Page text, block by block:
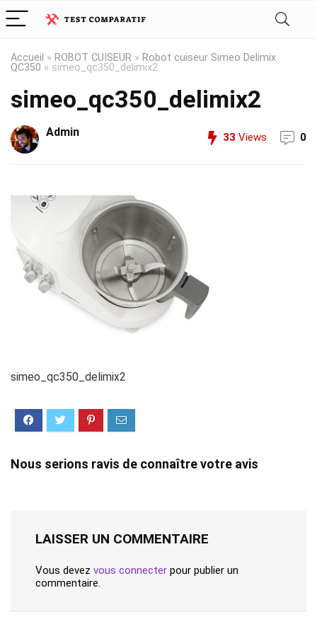
Accueil » ROBOT CUISEUR » Robot cuiseur Simeo Delimix
QC350 » simeo_qc350_delimix2
simeo_qc350_delimix2
Admin 33 Views 0
simeo_qc350_delimix2
Nous serions ravis de connaître votre avis
LAISSER UN COMMENTAIRE
Vous devez vous connecter pour publier un
commentaire.